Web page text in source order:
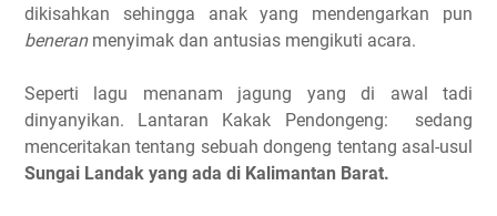
dikisahkan sehingga anak yang mendengarkan pun
beneran menyimak dan antusias mengikuti acara.
Seperti lagu menanam jagung yang di awal tadi
dinyanyikan. Lantaran Kakak Pendongeng: sedang
menceritakan tentang sebuah dongeng tentang asal-usul
Sungai Landak yang ada di Kalimantan Barat.